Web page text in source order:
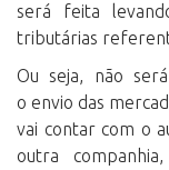
será feita
tributárias
Ou seja, não
o envio das
vai contar com o
outra